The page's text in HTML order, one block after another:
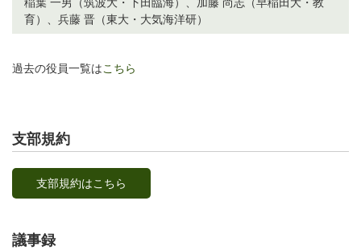
育）、兵藤 晋（東大・大気海洋研）
過去の役員一覧はこちら
支部規約
支部規約はこちら
議事録